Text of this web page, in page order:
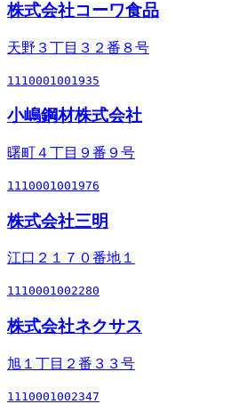
株式会社コーワ食品
天野３丁目３２番８号
1110001001935
小嶋鋼材株式会社
曙町４丁目９番９号
1110001001976
株式会社三明
江口２１７０番地１
1110001002280
株式会社ネクサス
旭１丁目２番３３号
1110001002347